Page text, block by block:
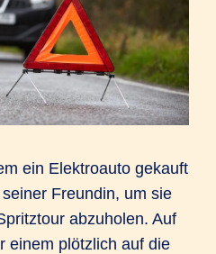
ein Elektroauto gekauft
Freundin, um sie
abzuholen. Auf
einem plötzlich auf die